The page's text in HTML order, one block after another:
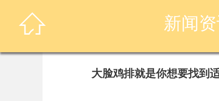
 新闻
大脸鸡排就是你想要找到